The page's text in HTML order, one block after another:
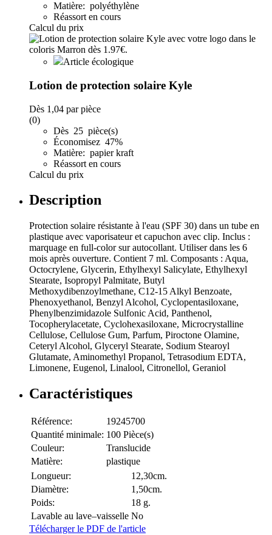
Matière: polyéthylène
Réassort en cours
Calcul du prix
Article écologique
Lotion de protection solaire Kyle
Dès 1,04 par pièce
(0)
Dès 25 pièce(s)
Économisez 47%
Matière: papier kraft
Réassort en cours
Calcul du prix
Description
Protection solaire résistante à l'eau (SPF 30) dans un tube en
plastique avec vaporisateur et capuchon avec clip. Inclus :
marquage en full-color sur autocollant. Utiliser dans les 6
mois après ouverture. Contient 7 ml. Composants : Aqua,
Octocrylene, Glycerin, Ethylhexyl Salicylate, Ethylhexyl
Stearate, Isopropyl Palmitate, Butyl
Methoxydibenzoylmethane, C12-15 Alkyl Benzoate,
Phenoxyethanol, Benzyl Alcohol, Cyclopentasiloxane,
Phenylbenzimidazole Sulfonic Acid, Panthenol,
Tocopherylacetate, Cyclohexasiloxane, Microcrystalline
Cellulose, Cellulose Gum, Parfum, Piroctone Olamine,
Ceteryl Alcohol, Glyceryl Stearate, Sodium Stearoyl
Glutamate, Aminomethyl Propanol, Tetrasodium EDTA,
Limonene, Eugenol, Linalool, Citronellol, Geraniol
Caractéristiques
Référence:
19245700
Quantité minimale: 100 Pièce(s)
Couleur:
Translucide
Matière:
plastique
Longueur:
12,30cm.
Diamètre:
1,50cm.
Poids:
18 g.
Lavable au lave–vaisselle No
Télécharger le PDF de l'article